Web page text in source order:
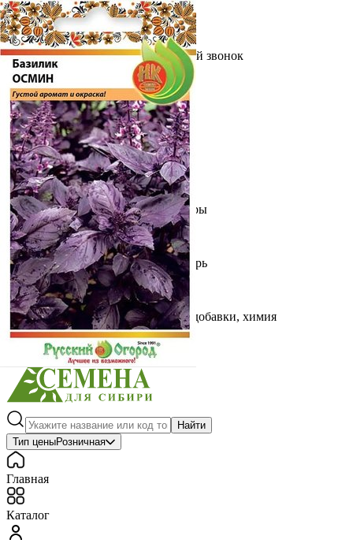
Выберите город
Обратный звонокЗаказать обратный звонок
Каталог
Семена
Грунты
Газонные травы, сидераты
Горшки, рассадники, аксессуары
Посадочный материал
Садовый инструмент, инвентарь
Консервирование
Средства защиты, удобрения, добавки, химия
Обустройство сада, декор
Найти
Тип ценыРозничная
Главная
Каталог